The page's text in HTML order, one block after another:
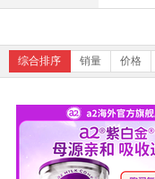
综合排序 销量 价格